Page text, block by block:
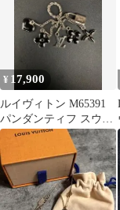
¥ 17,900
ルイヴィトン M65391
パンダンティフ スウィ
ート モノグラム アクセ
サリー